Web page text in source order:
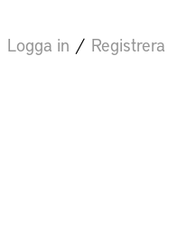
Logga in / Registrera